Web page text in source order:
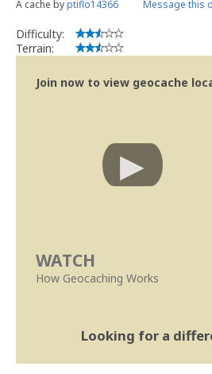
A cache byptiflo14366 Message this
Difficulty:
Terrain:
Join now to view geocache
WATCH
How Geocaching Works
Looking for a